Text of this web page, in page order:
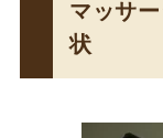
マッサ
状